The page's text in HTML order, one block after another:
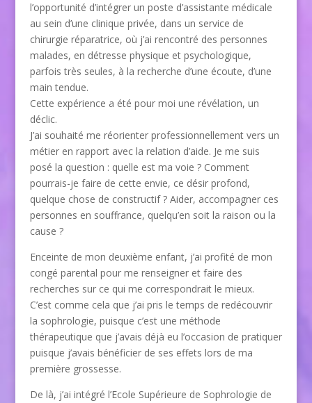
l’opportunité d’intégrer un poste d’assistante médicale
au sein d’une clinique privée, dans un service de
chirurgie réparatrice, où j’ai rencontré des personnes
malades, en détresse physique et psychologique,
parfois très seules, à la recherche d’une écoute, d’une
main tendue.
Cette expérience a été pour moi une révélation, un
déclic.
J’ai souhaité me réorienter professionnellement vers un
métier en rapport avec la relation d’aide. Je me suis
posé la question : quelle est ma voie ? Comment
pourrais-je faire de cette envie, ce désir profond,
quelque chose de constructif ? Aider, accompagner ces
personnes en souffrance, quelqu’en soit la raison ou la
cause ?
Enceinte de mon deuxième enfant, j’ai profité de mon
congé parental pour me renseigner et faire des
recherches sur ce qui me correspondrait le mieux.
C’est comme cela que j’ai pris le temps de redécouvrir
la sophrologie, puisque c’est une méthode
thérapeutique que j’avais déjà eu l’occasion de pratiquer
puisque j’avais bénéficier de ses effets lors de ma
première grossesse.
De là, j’ai intégré l’Ecole Supérieure de Sophrologie de